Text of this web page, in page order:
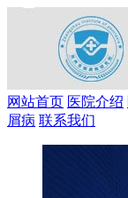
网站首页 医院介绍
屑病 联系我们